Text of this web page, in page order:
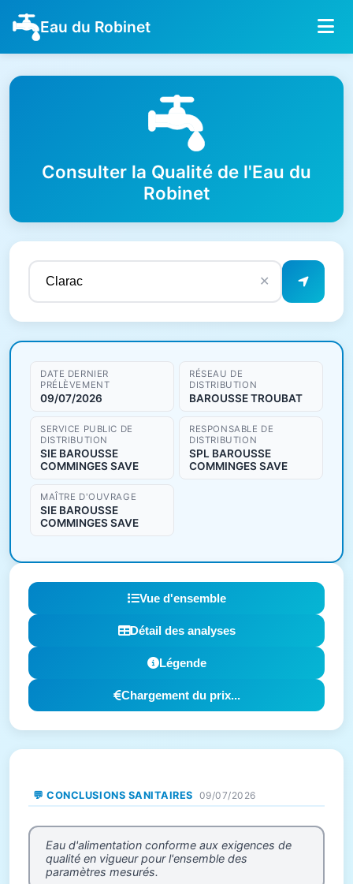
Eau du Robinet
Consulter la Qualité de l'Eau du
Robinet
✕
Résultats de qualité de l'eau
DATE DERNIER
PRÉLÈVEMENT
09/07/2026
RÉSEAU DE
DISTRIBUTION
BAROUSSE TROUBAT
SERVICE PUBLIC DE
DISTRIBUTION
SIE BAROUSSE
COMMINGES SAVE
RESPONSABLE DE
DISTRIBUTION
SPL BAROUSSE
COMMINGES SAVE
MAÎTRE D'OUVRAGE
SIE BAROUSSE
COMMINGES SAVE
Vue d'ensemble
Détail des analyses
Légende
Chargement du prix...
💬 CONCLUSIONS SANITAIRES 09/07/2026
Eau d'alimentation conforme aux exigences de
qualité en vigueur pour l'ensemble des
paramètres mesurés.